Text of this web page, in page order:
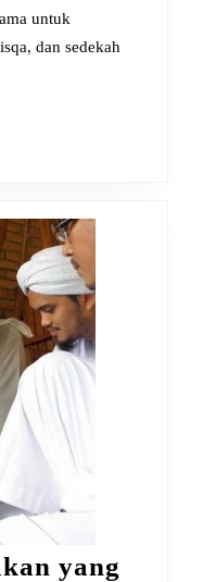
untuk
dan sedekah
yang